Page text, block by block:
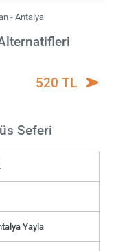
- Antalya
520 TL
Seferi
Yayla